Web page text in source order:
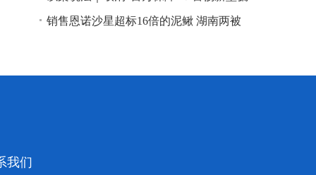
局！
销售恩诺沙星超标16倍的泥鳅 湖南两被
我们